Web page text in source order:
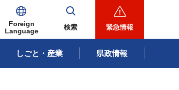
Foreign
Language
検索 緊急情報
しごと・産業 県政情報